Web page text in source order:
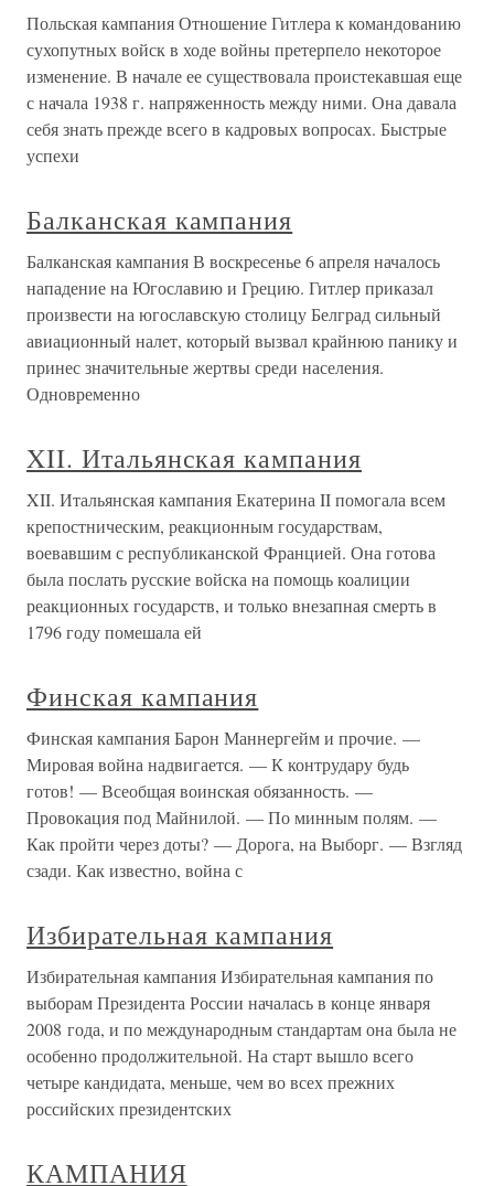
Польская кампания Отношение Гитлера к командованию
сухопутных войск в ходе войны претерпело некоторое
изменение. В начале ее существовала проистекавшая еще
с начала 1938 г. напряженность между ними. Она давала
себя знать прежде всего в кадровых вопросах. Быстрые
успехи
Балканская кампания
Балканская кампания В воскресенье 6 апреля началось
нападение на Югославию и Грецию. Гитлер приказал
произвести на югославскую столицу Белград сильный
авиационный налет, который вызвал крайнюю панику и
принес значительные жертвы среди населения.
Одновременно
XII. Итальянская кампания
XII. Итальянская кампания Екатерина II помогала всем
крепостническим, реакционным государствам,
воевавшим с республиканской Францией. Она готова
была послать русские войска на помощь коалиции
реакционных государств, и только внезапная смерть в
1796 году помешала ей
Финская кампания
Финская кампания Барон Маннергейм и прочие. —
Мировая война надвигается. — К контрудару будь
готов! — Всеобщая воинская обязанность. —
Провокация под Майнилой. — По минным полям. —
Как пройти через доты? — Дорога, на Выборг. — Взгляд
сзади. Как известно, война с
Избирательная кампания
Избирательная кампания Избирательная кампания по
выборам Президента России началась в конце января
2008 года, и по международным стандартам она была не
особенно продолжительной. На старт вышло всего
четыре кандидата, меньше, чем во всех прежних
российских президентских
КАМПАНИЯ